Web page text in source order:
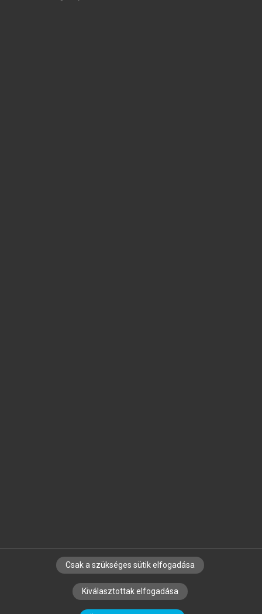
SZERZŐKNEK CÉGEKNEK KÖNYVTÁROSOKNAK
SZERKESZTÉSI ÉS LEKTORÁLÁSI ALAPELVEK
Csak a szükséges sütik elfogadása
Kiválasztottak elfogadása